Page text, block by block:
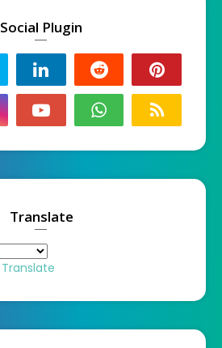
Social Plugin
Translate
Translate